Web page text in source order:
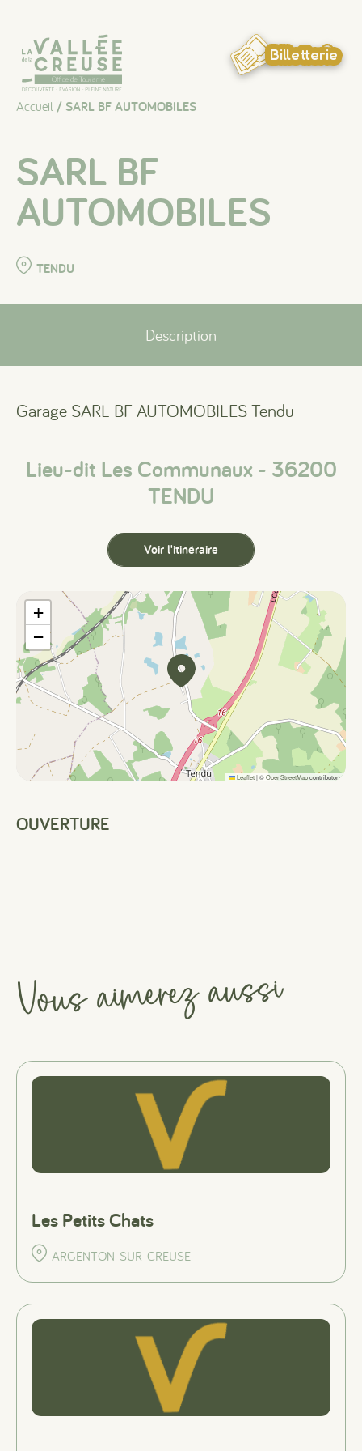
Billetterie
Accueil / SARL BF AUTOMOBILES
SARL BF
AUTOMOBILES
TENDU
Description
Garage SARL BF AUTOMOBILES Tendu
Lieu-dit Les Communaux - 36200
TENDU
Voir l'itinéraire
+
−
Leaflet|©OpenStreetMapcontributors
OUVERTURE
Vous aimerez aussi
Les Petits Chats
ARGENTON-SUR-CREUSE